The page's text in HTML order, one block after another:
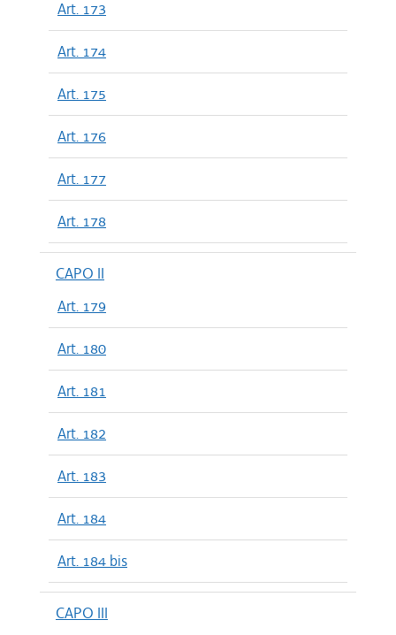
Art. 173
Art. 174
Art. 175
Art. 176
Art. 177
Art. 178
CAPO II
Art. 179
Art. 180
Art. 181
Art. 182
Art. 183
Art. 184
Art. 184 bis
CAPO III